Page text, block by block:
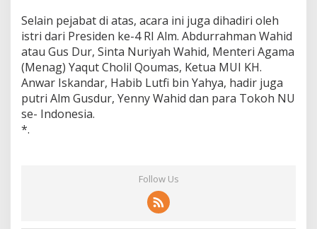
Selain pejabat di atas, acara ini juga dihadiri oleh
istri dari Presiden ke-4 RI Alm. Abdurrahman Wahid
atau Gus Dur, Sinta Nuriyah Wahid, Menteri Agama
(Menag) Yaqut Cholil Qoumas, Ketua MUI KH.
Anwar Iskandar, Habib Lutfi bin Yahya, hadir juga
putri Alm Gusdur, Yenny Wahid dan para Tokoh NU
se- Indonesia.
*.
Follow Us